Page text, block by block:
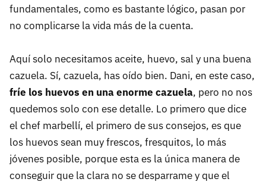
fundamentales, como es bastante lógico, pasan por
no complicarse la vida más de la cuenta.
Aquí solo necesitamos aceite, huevo, sal y una buena
cazuela. Sí, cazuela, has oído bien. Dani, en este caso,
fríe los huevos en una enorme cazuela, pero no nos
quedemos solo con ese detalle. Lo primero que dice
el chef marbellí, el primero de sus consejos, es que
los huevos sean muy frescos, fresquitos, lo más
jóvenes posible, porque esta es la única manera de
conseguir que la clara no se desparrame y que el